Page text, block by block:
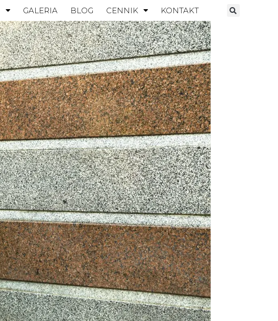
GALERIA BLOG CENNIK KONTAKT